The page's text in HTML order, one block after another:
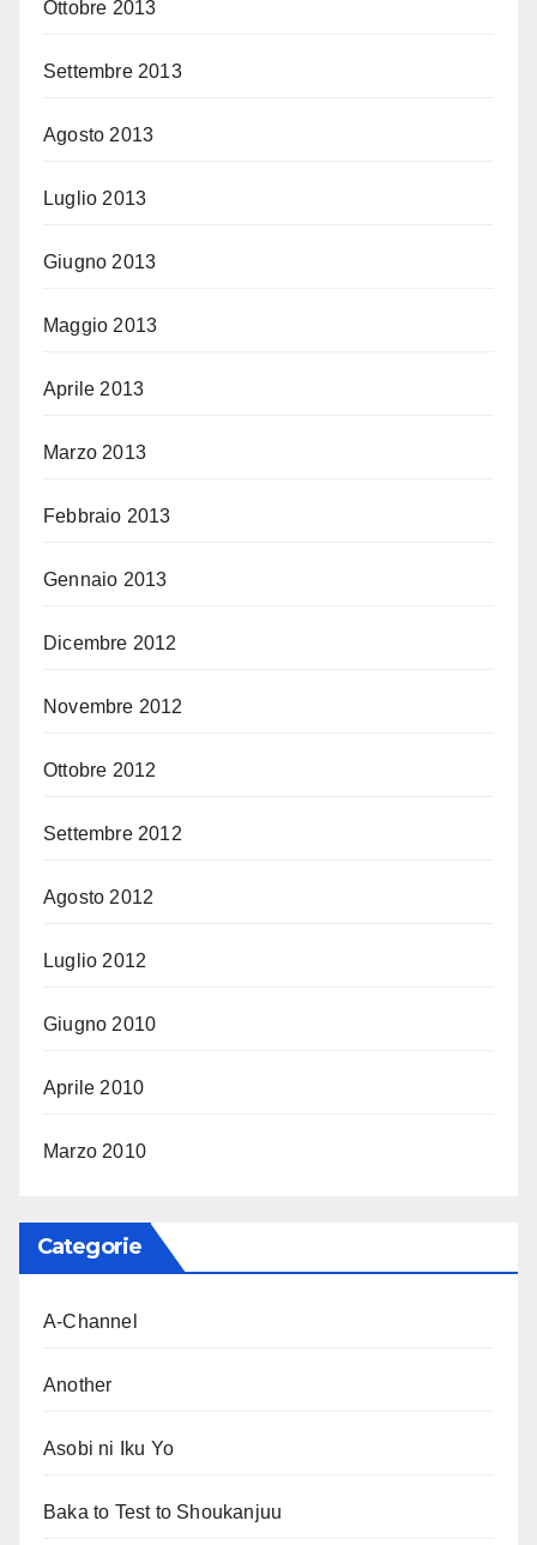
Ottobre 2013
Settembre 2013
Agosto 2013
Luglio 2013
Giugno 2013
Maggio 2013
Aprile 2013
Marzo 2013
Febbraio 2013
Gennaio 2013
Dicembre 2012
Novembre 2012
Ottobre 2012
Settembre 2012
Agosto 2012
Luglio 2012
Giugno 2010
Aprile 2010
Marzo 2010
Categorie
A-Channel
Another
Asobi ni Iku Yo
Baka to Test to Shoukanjuu